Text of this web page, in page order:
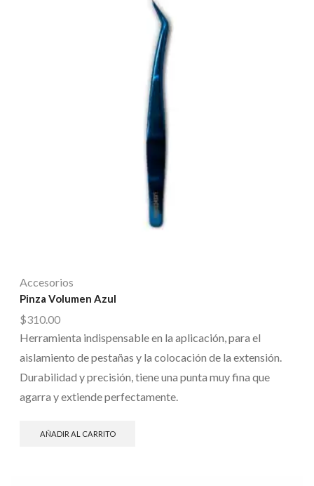
Accesorios
Pinza Volumen Azul
$310.00
Herramienta indispensable en la aplicación, para el
aislamiento de pestañas y la colocación de la extensión.
Durabilidad y precisión, tiene una punta muy fina que
agarra y extiende perfectamente.
AÑADIR AL CARRITO